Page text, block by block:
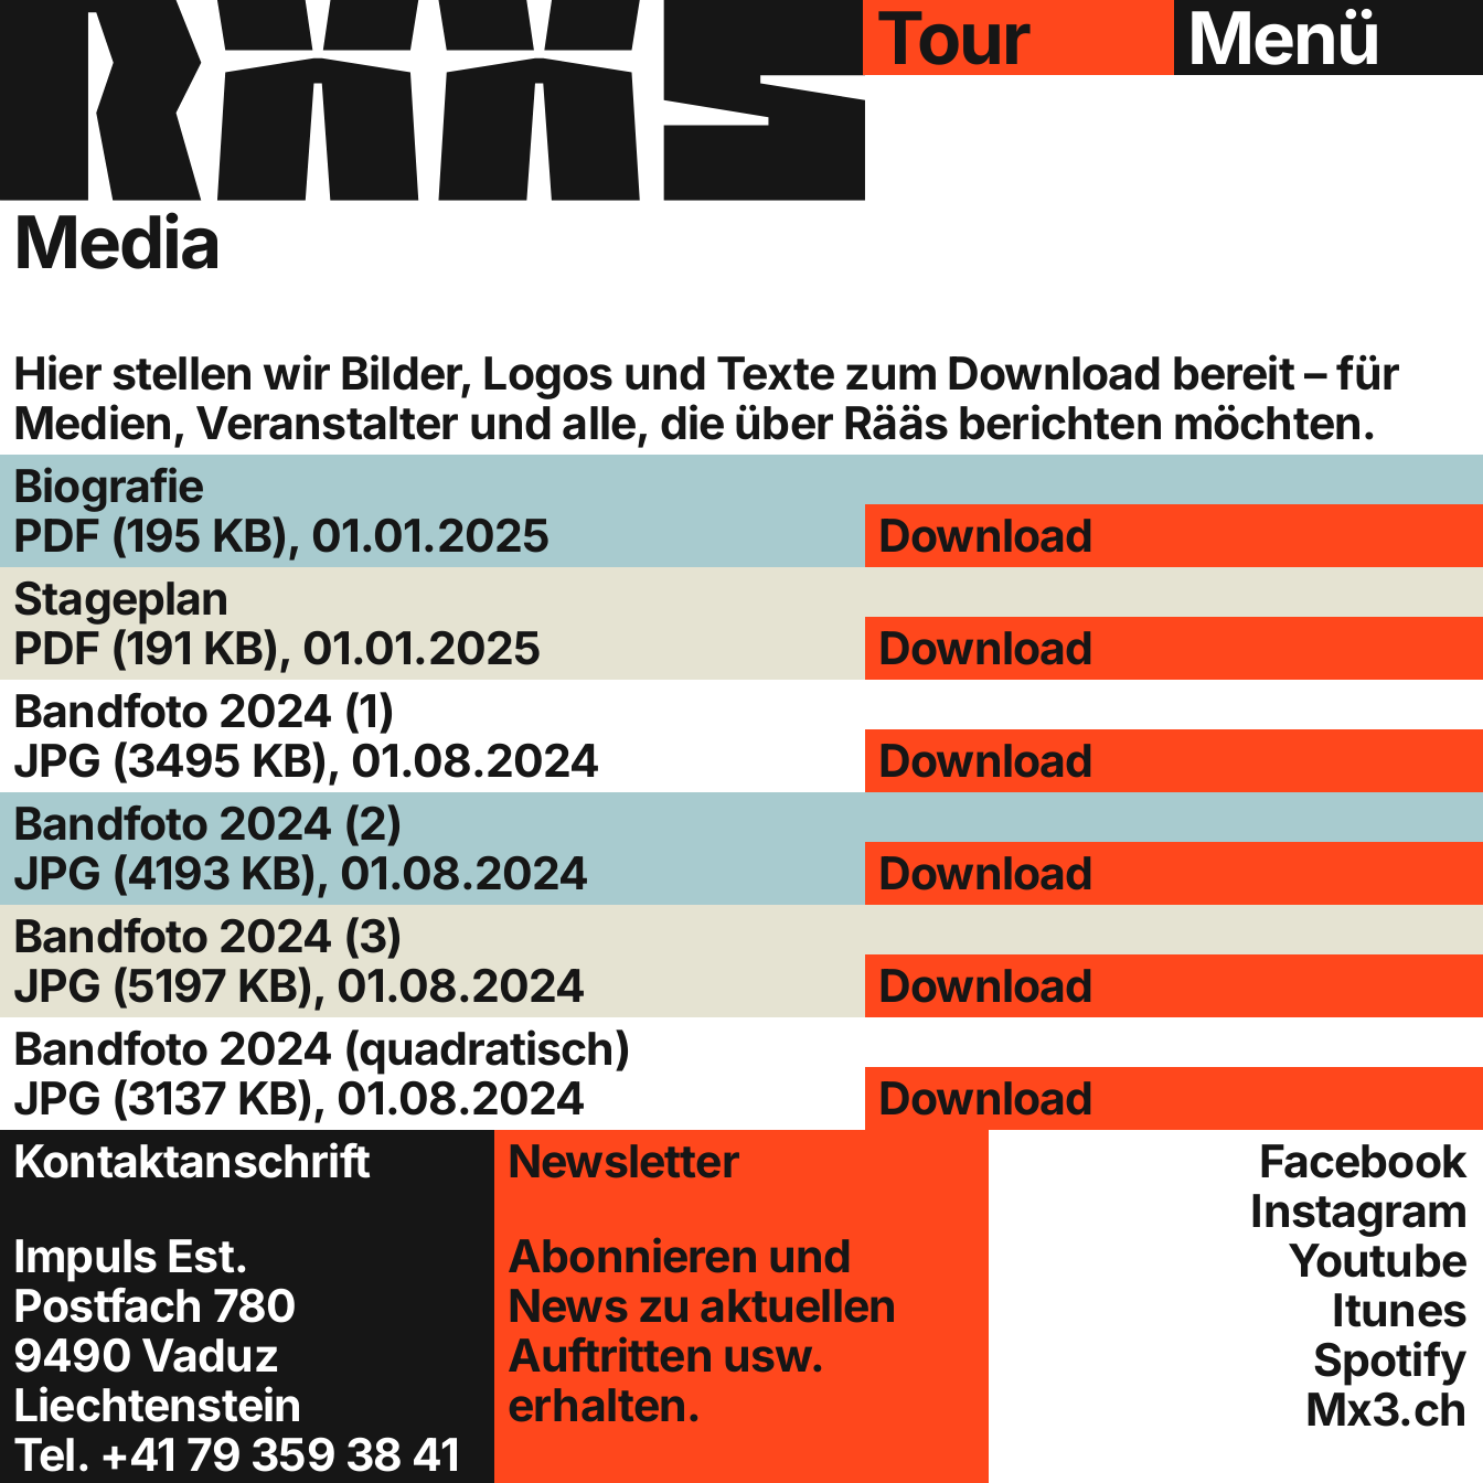
Tour Menü
Media
Hier stellen wir Bilder, Logos und Texte zum Download bereit – für
Medien, Veranstalter und alle, die über Rääs berichten möchten.
Biografie
PDF (195 KB), 01.01.2025
Download
Stageplan
PDF (191 KB), 01.01.2025
Download
Bandfoto 2024 (1)
JPG (3495 KB), 01.08.2024
Download
Bandfoto 2024 (2)
JPG (4193 KB), 01.08.2024
Download
Bandfoto 2024 (3)
JPG (5197 KB), 01.08.2024
Download
Bandfoto 2024 (quadratisch)
JPG (3137 KB), 01.08.2024
Download
Kontaktanschrift
Impuls Est.
Postfach 780
9490 Vaduz
Liechtenstein
Tel. +41 79 359 38 41
Newsletter
Abonnieren und
News zu aktuellen
Auftritten usw.
erhalten.
Facebook
Instagram
Youtube
Itunes
Spotify
Mx3.ch